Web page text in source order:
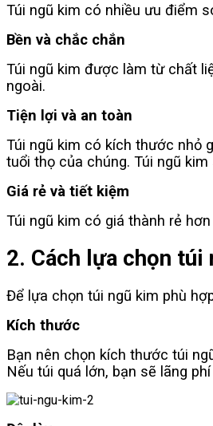
Túi ngũ kim có nhiều ưu điểm
Bền và chắc chắn
Túi ngũ kim được làm từ chất
ngoài.
Tiện lợi và an toàn
Túi ngũ kim có kích thước nhỏ
tuổi thọ của chúng. Túi ngũ
Giá rẻ và tiết kiệm
Túi ngũ kim có giá thành rẻ
2. Cách lựa chọn túi
Để lựa chọn túi ngũ kim phù
Kích thước
Bạn nên chọn kích thước túi
Nếu túi quá lớn, bạn sẽ lãng